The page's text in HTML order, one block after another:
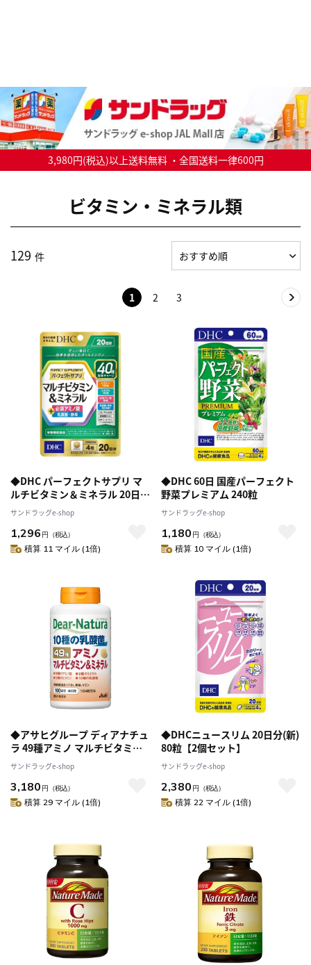
3,980円(税込)以上送料無料 ・全国送料一律600円
ビタミン・ミネラル類
129 件
1 2 3
◆DHC パーフェクトサプリ マ
ルチビタミン＆ミネラル 20日分
80粒
サンドラッグe-shop
1,296 円 （税込）
積算 11 マイル (1倍)
◆DHC 60日 国産パーフェクト
野菜プレミアム 240粒
サンドラッグe-shop
1,180 円 （税込）
積算 10 マイル (1倍)
◆アサヒグループ ディアナチュ
ラ 49種アミノ マルチビタミン
＆ミネラル 100日400粒
サンドラッグe-shop
3,180 円 （税込）
積算 29 マイル (1倍)
◆DHCニュースリム 20日分(新)
80粒【2個セット】
サンドラッグe-shop
2,380 円 （税込）
積算 22 マイル (1倍)